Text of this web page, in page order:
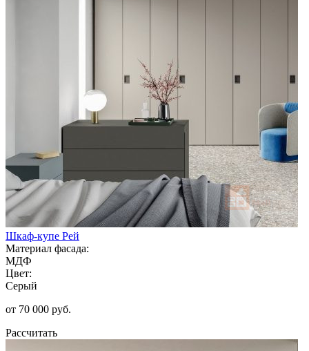
Шкаф-купе Рей
Материал фасада:
МДФ
Цвет:
Серый
от 70 000 руб.
Рассчитать